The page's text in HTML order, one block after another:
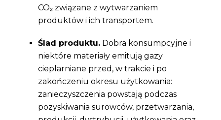
CO₂ związane z wytwarzaniem
produktów i ich transportem.
Ślad produktu. Dobra konsumpcyjne i
niektóre materiały emitują gazy
cieplarniane przed, w trakcie i po
zakończeniu okresu użytkowania:
zanieczyszczenia powstają podczas
pozyskiwania surowców, przetwarzania,